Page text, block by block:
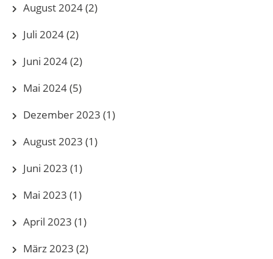
August 2024(2)
Juli 2024(2)
Juni 2024(2)
Mai 2024(5)
Dezember 2023 (1)
August 2023 (1)
Juni 2023 (1)
Mai 2023 (1)
April 2023 (1)
März 2023 (2)